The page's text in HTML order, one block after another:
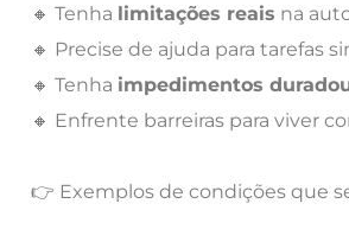
🔸 Tenha limitações reais na
🔸 Precise de ajuda para tarefas
🔸 Tenha impedimentos
🔸 Enfrente barreiras para viver
👉 Exemplos de condições que